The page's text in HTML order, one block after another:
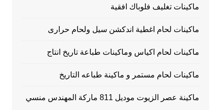
ماكينات تغليف فلوباك افقية
ماكينات لحام اغطية اندكشن سيل ولحام حرارى
ماكينات لحام اكياس وماكينات طباعة تاريخ انتاج
ماكينات لحام مستمر و ماكينة طباعه التاريخ
ماكينة عصر الزيوت موديل 811 ماركة المهندس منسي